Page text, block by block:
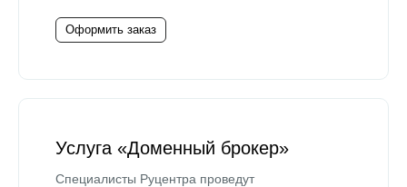
Оформить заказ
Услуга «Доменный брокер»
Специалисты Руцентра проведут